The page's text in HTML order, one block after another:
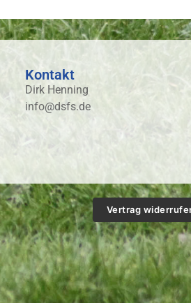
Kontakt
Dirk Henning
info@dsfs.de
Vertrag